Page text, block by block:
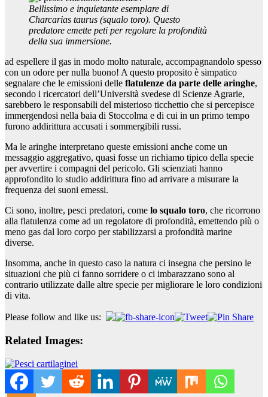
Bellissimo e inquietante esemplare di
Charcarias taurus (squalo toro). Questo
predatore emette peti per regolare la profondità
della sua immersione.
ad espellere il gas in modo molto naturale, accompagnandolo spesso
con un odore per nulla buono! A questo proposito è simpatico
segnalare che le emissioni delle flatulenze da parte delle aringhe,
secondo i ricercatori dell’Università svedese di Scienze Agrarie,
sarebbero le responsabili del misterioso ticchettio che si percepisce
immergendosi nella baia di Stoccolma e di cui in un primo tempo
furono addirittura accusati i sommergibili russi.
Ma le aringhe interpretano queste emissioni anche come un
messaggio aggregativo, quasi fosse un richiamo tipico della specie
per avvertire i compagni del pericolo. Gli scienziati hanno
approfondito lo studio addirittura fino ad arrivare a misurare la
frequenza dei suoni emessi.
Ci sono, inoltre, pesci predatori, come lo squalo toro, che ricorrono
alla flatulenza come ad un regolatore di profondità, emettendo più o
meno gas dal loro corpo per stabilizzarsi a profondità marine
diverse.
Insomma, anche in questo caso la natura ci insegna che persino le
situazioni che più ci fanno sorridere o ci imbarazzano sono al
contrario utilizzate dalle altre specie per migliorare le loro condizioni
di vita.
Please follow and like us:
Related Images: